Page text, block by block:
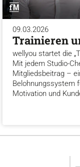
09.03.2026
Trainieren
wellyou startet die
Mit jedem Studio-
Mitgliedsbeitrag –
Belohnungssystem
Motivation und